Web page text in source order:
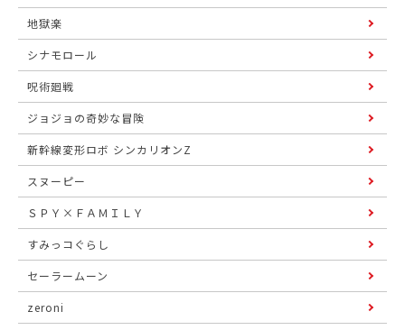
地獄楽
シナモロール
呪術廻戦
ジョジョの奇妙な冒険
新幹線変形ロボ シンカリオンZ
スヌーピー
ＳＰＹ×ＦＡＭＩＬＹ
すみっコぐらし
セーラームーン
zeroni